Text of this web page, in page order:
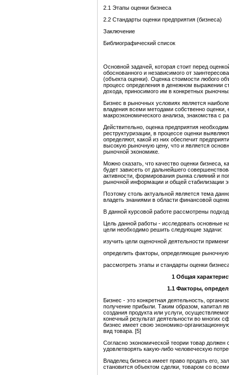
2.1 Этапы оценки бизнеса
2.2 Стандарты оценки предприятия (бизнеса)
Заключение
Библиографический список
Основной задачей, которая стоит перед
обоснованного и независимого от
(объекта оценки). Оценка стоимости любого
процесс определения в денежном выражении
дохода, приносимого им в конкретных
Бизнес в рыночных условиях является
владения всеми методами собственно оценки,
макроэкономического анализа, знакомства с
Действительно, оценка предприятия
реструктуризации, в процессе оценки
определяют, какой из них обеспечит
высокую рыночную цену, что и является
рыночной экономике.
Можно сказать, что качество оценки бизнеса,
будет зависеть от дальнейшего
активности, формирования рынка слияний и
рыночной информации и общей стабилизации
Поэтому столь актуальной является тема
владеть знаниями в области финансовой
В данной курсовой работе рассмотрены
Цель данной работы - исследовать основные
цели необходимо решить следующие задачи:
изучить цели оценочной деятельности
определить факторы, определяющие рыночную
рассмотреть этапы и стандарты оценки
1 Общая
1.1 Факторы,
Бизнес - это конкретная деятельность,
получение прибыли. Таким образом, капитал
создания продукта или услуги,
конечный результат деятельности во многих
бизнес имеет свою экономико-
вид товара. [5]
Согласно экономической теории товар
удовлетворять какую-либо человеческую
Владелец бизнеса имеет право продать его,
становится объектом сделки, товаром со